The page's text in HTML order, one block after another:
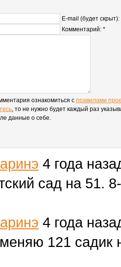
E-mail (будет скрыт):
Комментарий: *
ознакомиться с правилами
, то не нужно будет каждый раз
данные о себе.
4 года
сад на 51.
4 года
121 садик